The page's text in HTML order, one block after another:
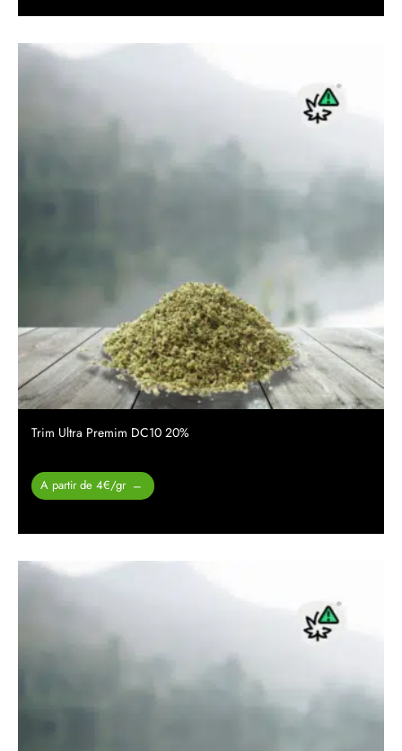
à
Trim Ultra Premim DC10 20%
A partir de 4€/gr –
Plage de
prix :
à